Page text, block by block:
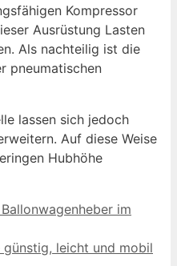
Kompressor
Ausrüstung Lasten
Als nachteilig ist die
pneumatischen
lassen sich jedoch
Auf diese Weise
Hubhöhe
im
günstig, leicht und mobil